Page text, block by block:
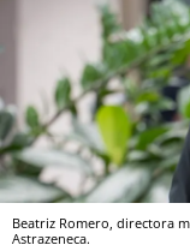
Beatriz Romero, directora
Astrazeneca.